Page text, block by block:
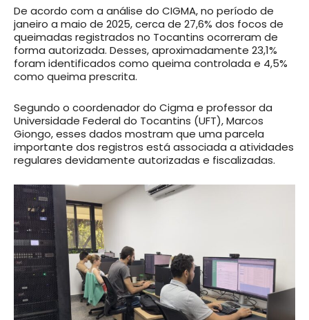
De acordo com a análise do CIGMA, no período de
janeiro a maio de 2025, cerca de 27,6% dos focos de
queimadas registrados no Tocantins ocorreram de
forma autorizada. Desses, aproximadamente 23,1%
foram identificados como queima controlada e 4,5%
como queima prescrita.
Segundo o coordenador do Cigma e professor da
Universidade Federal do Tocantins (UFT), Marcos
Giongo, esses dados mostram que uma parcela
importante dos registros está associada a atividades
regulares devidamente autorizadas e fiscalizadas.